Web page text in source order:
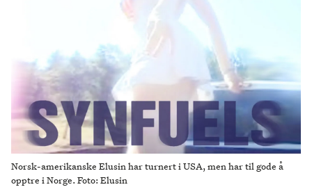
Norsk-amerikanske Elusin har turnert i USA, men har til gode å
opptre i Norge. Foto: Elusin